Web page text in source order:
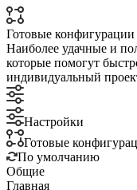
Готовые конфигурации
Наиболее удачные и
которые помогут
индивидуальный
Настройки
Готовые
По умолчанию
Общие
Главная